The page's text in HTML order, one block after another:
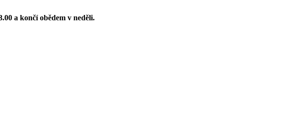
a končí obědem v neděli.